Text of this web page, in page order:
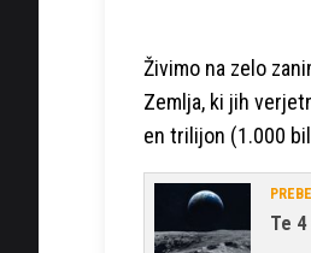
Živimo na zelo
Zemlja, ki jih
en trilijon (1.000
Te